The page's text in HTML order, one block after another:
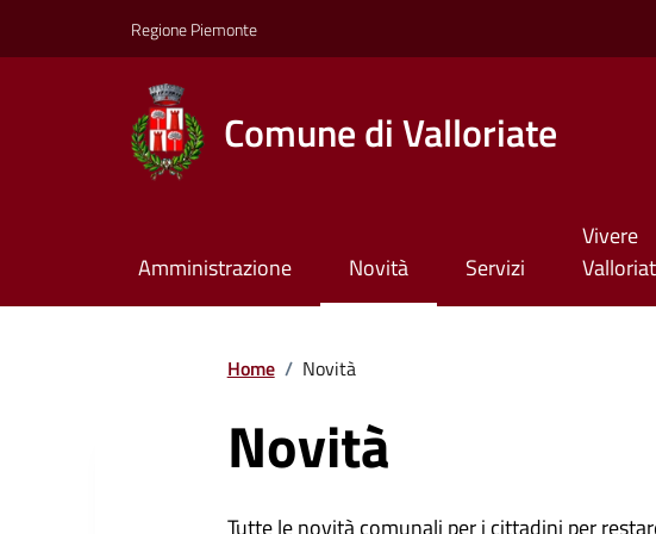
Regione Piemonte
Comune di Valloriate
Amministrazione Novità Servizi
Vivere
Home / Novità
Novità
Tutte le novità comunali per i cittadini per